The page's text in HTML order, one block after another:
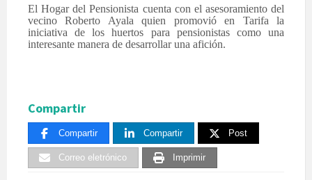
El Hogar del Pensionista cuenta con el asesoramiento del
vecino Roberto Ayala quien promovió en Tarifa la
iniciativa de los huertos para pensionistas como una
interesante manera de desarrollar una afición.
Compartir
Compartir Compartir Post
Correo eletrónico Imprimir